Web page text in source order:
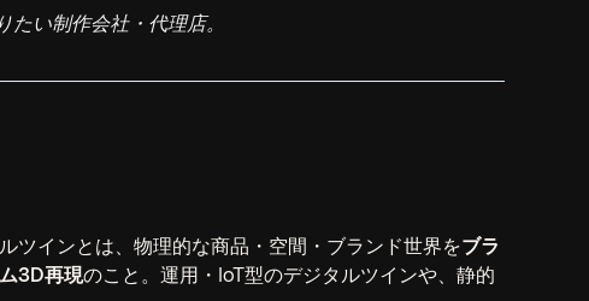
たい制作会社・代理店。
ツインとは、物理的な商品・空間・ブランド世界をブラ
3D再現のこと。運用・IoT型のデジタルツインや、静的